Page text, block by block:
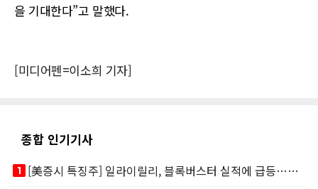
을 기대한다”고 말했다.
[미디어펜=이소희 기자]
종합 인기기사
looks_one
[美증시 특징주] 일라이릴리, 블록버스터 실적에 급등…마운자로 매출 폭발